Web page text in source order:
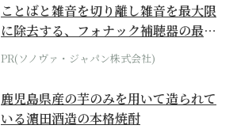
ことばと雑音を切り離し雑音を最大限
に除去する、フォナック補聴器の最上
位モデル
PR(ソノヴァ・ジャパン株式会社)
鹿児島県産の芋のみを用いて造られて
いる濵田酒造の本格焼酎